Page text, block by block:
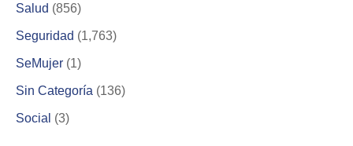
Salud (856)
Seguridad (1,763)
SeMujer (1)
Sin Categoría (136)
Social (3)